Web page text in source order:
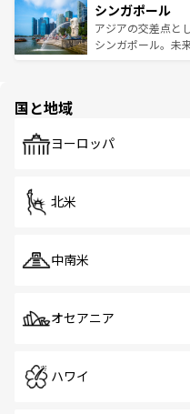
参照してほしい。
激する。気候は一
が待っている。親
た文化、そして多
み、どこを訪れて
ており、効率よく
うな絶景から文化
シンガポール
アジアの交差点と
シンガポール。未
で、ホーカーズは
国と地域
ヨーロッパ
北米
中南米
オセアニア
ハワイ